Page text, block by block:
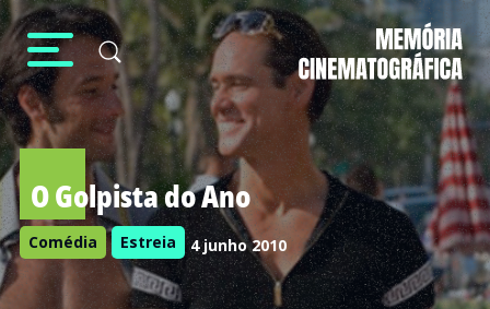
O Golpista do Ano
Comédia Estreia 4 junho 2010